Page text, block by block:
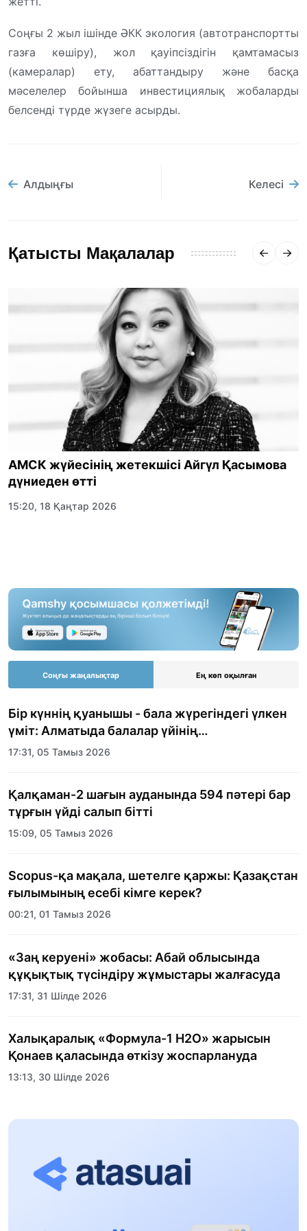
Соңғы 2 жыл ішінде ӘКК экология (автотранспортты
газға көшіру), жол қауіпсіздігін қамтамасыз
(камералар) ету, абаттандыру және басқа
мәселелер бойынша инвестициялық жобаларды
белсенді түрде жүзеге асырды.
Алдыңғы Келесі
Қатысты Мақалалар
АМСК жүйесінің жетекшісі Айгүл Қасымова
дүниеден өтті
15:20, 18 Қаңтар 2026
Соңғы жаңалықтар Ең көп оқылған
Бір күннің қуанышы - бала жүрегіндегі үлкен
үміт: Алматыда балалар үйінің
тәрбиеленушілеріне мерекелік күн
17:31, 05 Тамыз 2026
Қалқаман-2 шағын ауданында 594 пәтері бар
тұрғын үйді салып бітті
15:09, 05 Тамыз 2026
Scopus-қа мақала, шетелге қаржы: Қазақстан
ғылымының есебі кімге керек?
00:21, 01 Тамыз 2026
«Заң керуені» жобасы: Абай облысында
құқықтық түсіндіру жұмыстары жалғасуда
17:31, 31 Шілде 2026
Халықаралық «Формула-1 H2O» жарысын
Қонаев қаласында өткізу жоспарлануда
13:13, 30 Шілде 2026
Асхат Асылбеков: Күшті билікке күшті
12:01, 28 Шілде 2026